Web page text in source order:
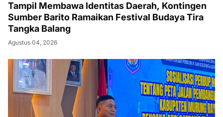
Tampil Membawa Identitas Daerah, Kontingen
Sumber Barito Ramaikan Festival Budaya Tira
Tangka Balang
Agustus 04, 2026